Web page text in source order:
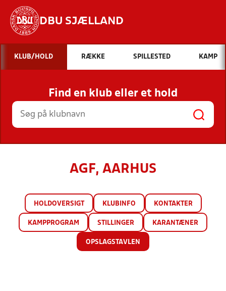
DBU SJÆLLAND
Hvad vil du søge efter?
INDHOLD OG NYHEDER
STILLINGER, RESULTATER, KLUBBER OG
HOLD
KLUB/HOLD RÆKKE SPILLESTED KAMP
Find en klub eller et hold
AGF, AARHUS
HOLDOVERSIGT KLUBINFO KONTAKTER
KAMPPROGRAM STILLINGER KARANTÆNER
OPSLAGSTAVLEN